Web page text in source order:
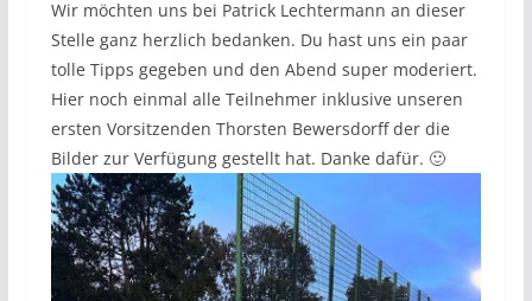
Wir möchten uns bei Patrick Lechtermann an dieser
Stelle ganz herzlich bedanken. Du hast uns ein paar
tolle Tipps gegeben und den Abend super moderiert.
Hier noch einmal alle Teilnehmer inklusive unseren
ersten Vorsitzenden Thorsten Bewersdorff der die
Bilder zur Verfügung gestellt hat. Danke dafür. 🙂